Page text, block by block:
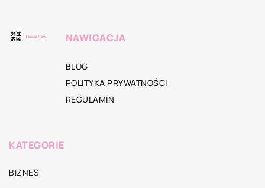
NAWIGACJA
BLOG
POLITYKA PRYWATNOŚCI
REGULAMIN
KATEGORIE
BIZNES